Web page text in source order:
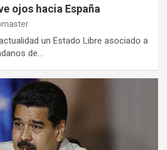
ojos hacia España
un Estado Libre asociado a
de…